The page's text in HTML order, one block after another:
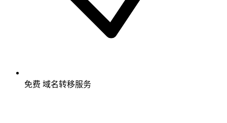
免费 域名转移服务